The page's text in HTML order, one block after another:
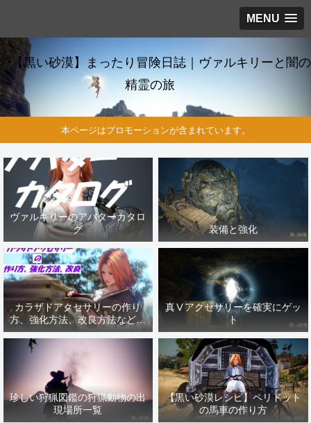
MENU
【黒い砂漠】まったり冒険日誌｜ヴァルキリーと闇の
精霊の旅
本ページはプロモーションが含まれています。
ヴァルキリーのアバターカタロ
グ
装備と強化
カラザドアクセサリーの作り
方、強化方法、改良方法などま
とめ【黒い砂漠冒険日誌１４１
真Ⅴアクセサリーを確実にゲッ
ト
珍しい狩猟図鑑の狩猟動物の出
現場所一覧
【黒い砂漠レシピ】ペリドット
の馬車の作り方